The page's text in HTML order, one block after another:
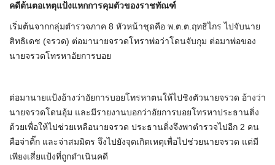
คดีต้นตอเหตุแป้งแหกการคุมตัวของราชทัณฑ์
เริ่มต้นจากกลุ่มตำรวจภาค 8 หัวหน้าชุดคือ พ.ต.ต.ฤทธิไกร ไปจับนาย
สิทธิเดช (จรวด) ต่อมานายจรวดโทราพ่อว่าโดนจับกุม ต่อมาพ่อของ
นายจรวดโทรหาอัยการบอย
ต่อมานายแป้งอ้างว่าอัยการบอยโทรหาตนให้ไปชิงตัวนายจรวด อ้างว่า
นายจรวดโดนอุ้ม และมีรายงานบอกว่าอัยการบอยโทรหาประธานติ่ง
ด้วยเพื่อให้ไปช่วยเหลือนายจรวด ประธานติ่งจึงพาตำรวจไปอีก 2 คน
คือจ่าติ๊ก และจ่าสมมิตร จึงไปยังจุดเกิดเหตุเพื่อไปช่วยนายจรวด แต่มี
เพียงเสี่ยแป้งที่ถูกดำเนินคดี